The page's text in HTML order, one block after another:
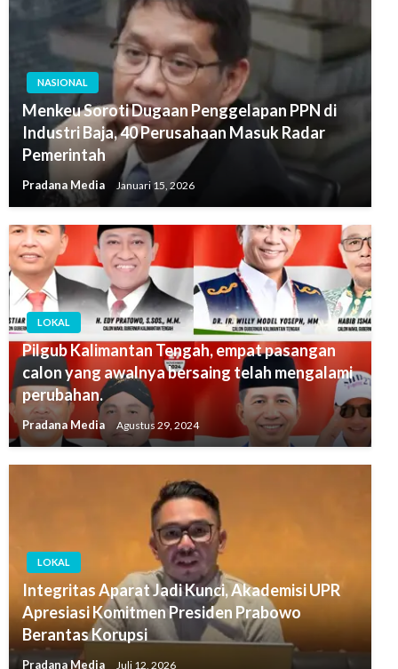
NASIONAL
Menkeu Soroti Dugaan Penggelapan PPN di
Industri Baja, 40 Perusahaan Masuk Radar
Pemerintah
Pradana Media Januari 15, 2026
LOKAL
Pilgub Kalimantan Tengah, empat pasangan
calon yang awalnya bersaing telah mengalami
perubahan.
Pradana Media Agustus 29, 2024
LOKAL
Integritas Aparat Jadi Kunci, Akademisi UPR
Apresiasi Komitmen Presiden Prabowo
Berantas Korupsi
Pradana Media Juli 12, 2026